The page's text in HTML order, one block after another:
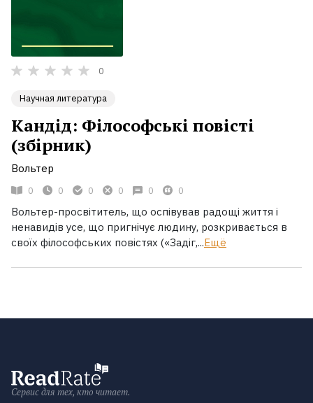
0
Научная литература
Кандід: Філософські повісті
(збірник)
Вольтер
0 0 0 0 0 0
Вольтер-просвітитель, що оспівував радощі життя і
ненавидів усе, що пригнічує людину, розкривається в
своїх філософських повістях («Задіг,...Ещё
Сервис для тех, кто читает.